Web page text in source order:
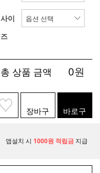
사이
즈
총 상품 금액 0원
장바구
니
바로구
매
앱설치 시 1000원 적립금 지급